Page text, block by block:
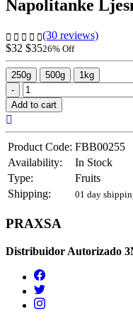
Napolitanke
(30 reviews)
$32 $3526% Off
250g 500g 1kg
Add to cart
Product Code: FBB00255
Availability:
In Stock
Type:
Fruits
Shipping:
01 day
PRAXSA
Distribuidor Autorizado